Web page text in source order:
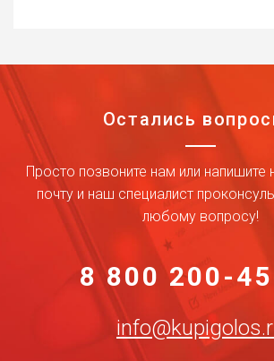
Остались
Просто позвоните нам или напишите
почту и наш специалист
любому вопросу!
8 800 200-